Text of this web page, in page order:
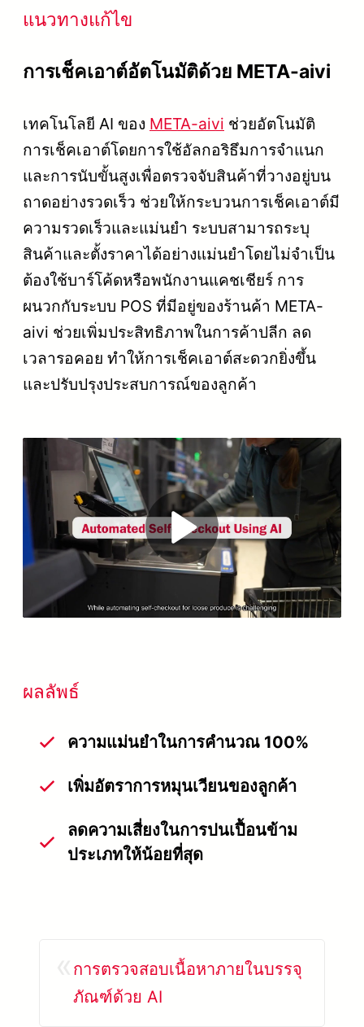
แนวทางแก้ไข
การเช็คเอาต์อัตโนมัติด้วย META-aivi
เทคโนโลยี AI ของ META-aivi ช่วยอัตโนมัติ
การเช็คเอาต์โดยการใช้อัลกอริธึมการจำแนก
และการนับขั้นสูงเพื่อตรวจจับสินค้าที่วางอยู่บน
ถาดอย่างรวดเร็ว ช่วยให้กระบวนการเช็คเอาต์มี
ความรวดเร็วและแม่นยำ ระบบสามารถระบุ
สินค้าและตั้งราคาได้อย่างแม่นยำโดยไม่จำเป็น
ต้องใช้บาร์โค้ดหรือพนักงานแคชเชียร์ การ
ผนวกกับระบบ POS ที่มีอยู่ของร้านค้า META-
aivi ช่วยเพิ่มประสิทธิภาพในการค้าปลีก ลด
เวลารอคอย ทำให้การเช็คเอาต์สะดวกยิ่งขึ้น
และปรับปรุงประสบการณ์ของลูกค้า
Play
Video
ผลลัพธ์
ความแม่นยำในการคำนวณ 100%
เพิ่มอัตราการหมุนเวียนของลูกค้า
ลดความเสี่ยงในการปนเปื้อนข้าม
ประเภทให้น้อยที่สุด
การตรวจสอบเนื้อหาภายในบรรจุ
ภัณฑ์ด้วย AI